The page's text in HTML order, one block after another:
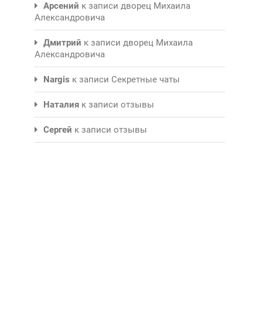
Арсений к записи дворец Михаила
Александровича
Дмитрий к записи дворец Михаила
Александровича
Nargis к записи Секретные чаты
Наталия к записи отзывы
Сергей к записи отзывы